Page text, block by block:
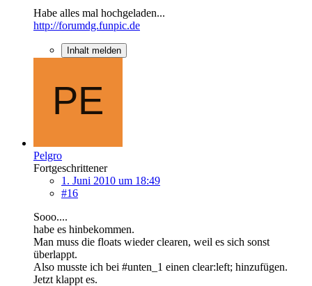
Habe alles mal hochgeladen...
http://forumdg.funpic.de
Inhalt melden
Pelgro
Fortgeschrittener
1. Juni 2010 um 18:49
#16
Sooo....
habe es hinbekommen.
Man muss die floats wieder clearen, weil es sich sonst
überlappt.
Also musste ich bei #unten_1 einen clear:left; hinzufügen.
Jetzt klappt es.